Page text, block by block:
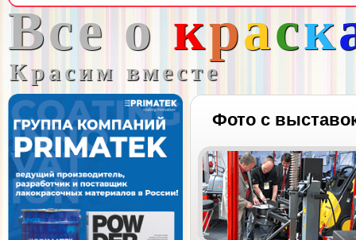
Все о краск
Красим вместе
Фото с